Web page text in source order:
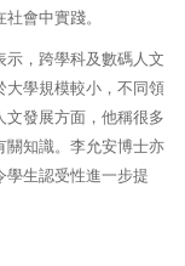
會中實踐。
示，跨學科及數碼人文
大學規模較小，不同領
文發展方面，他稱很多
關知識。李允安博士亦
學生認受性進一步提